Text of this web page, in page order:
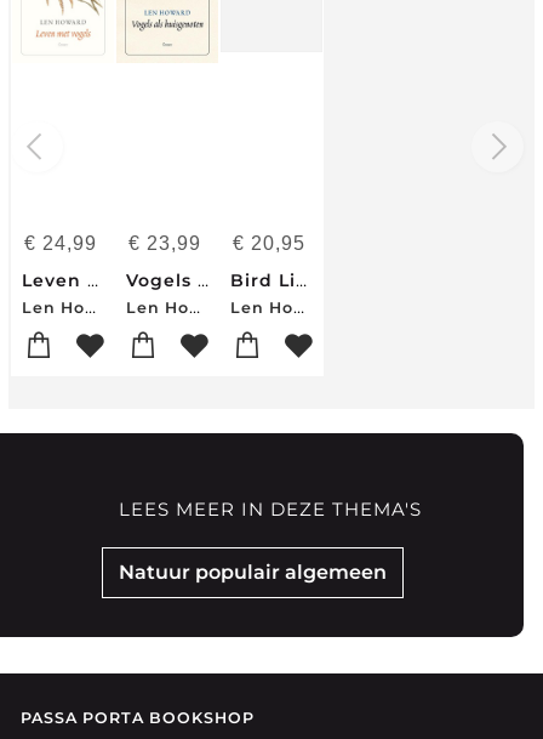
€ 24,99
Leven met vogels
Len Howard
€ 23,99
Vogels als huisgenoten
Len Howard
€ 20,95
Bird Life
Len Howard
Natuur populair algemeen
LEES MEER IN DEZE THEMA'S
PASSA PORTA BOOKSHOP